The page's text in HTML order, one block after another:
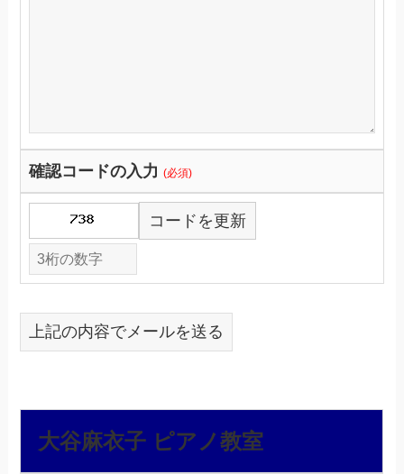
確認コードの入力(必須)
コードを更新
上記の内容でメールを送る
大谷麻衣子 ピアノ教室